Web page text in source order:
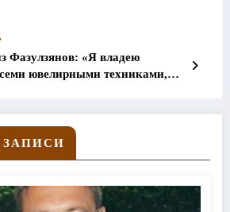
Фазулзянов: «Я владею
ювелирными техниками,